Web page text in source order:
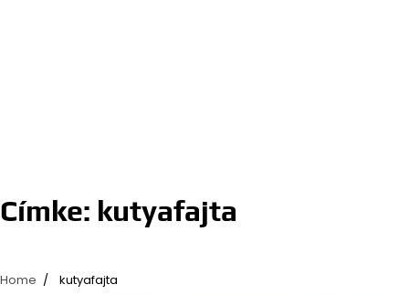
Címke: kutyafajta
Home kutyafajta